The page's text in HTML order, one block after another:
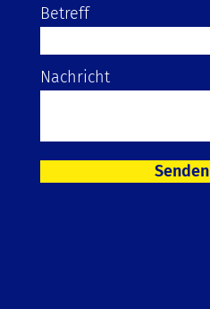
Betreff
Nachricht
Senden